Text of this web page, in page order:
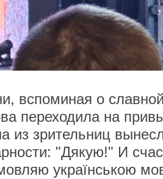
вспоминая о
переходила на
из зрительниц
"Дякую!" И
українською